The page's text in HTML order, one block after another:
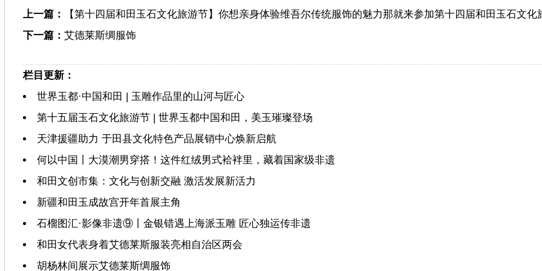
上一篇：
【第十四届和田玉石文化旅游节】你想亲身体验维吾尔传统服饰的魅力那就来参加第十四届和田玉石文
下一篇： 艾德莱斯绸服饰
栏目更新：
世界玉都·中国和田 | 玉雕作品里的山河与匠心
第十五届玉石文化旅游节 | 世界玉都中国和田，美玉璀璨登场
天津援疆助力 于田县文化特色产品展销中心焕新启航
何以中国丨大漠潮男穿搭！这件红绒男式袷袢里，藏着国家级非遗
和田文创市集：文化与创新交融 激活发展新活力
新疆和田玉成故宫开年首展主角
石榴图汇·影像非遗⑨丨金银错遇上海派玉雕 匠心独运传非遗
和田女代表身着艾德莱斯服装亮相自治区两会
胡杨林间展示艾德莱斯绸服饰